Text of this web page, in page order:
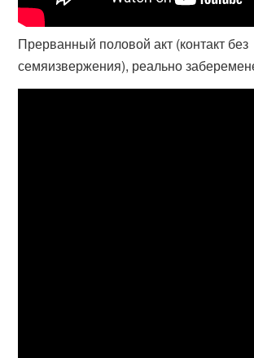
Прерванный половой акт (контакт без
семяизвержения), реально